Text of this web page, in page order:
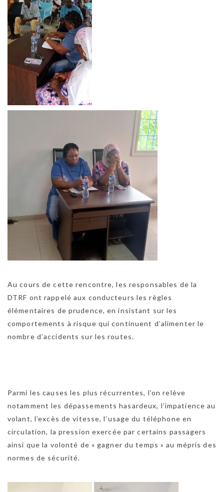
Au cours de cette rencontre, les responsables de la
DTRF ont rappelé aux conducteurs les règles
élémentaires de prudence, en insistant sur les
comportements à risque qui continuent d’alimenter le
nombre d’accidents sur les routes.
Parmi les causes les plus récurrentes, l’on relève
notamment les dépassements hasardeux, l’impatience au
volant, l’excès de vitesse, l’usage du téléphone en
circulation, la pression exercée par certains passagers
ainsi que la volonté de « gagner du temps » au mépris des
normes de sécurité.